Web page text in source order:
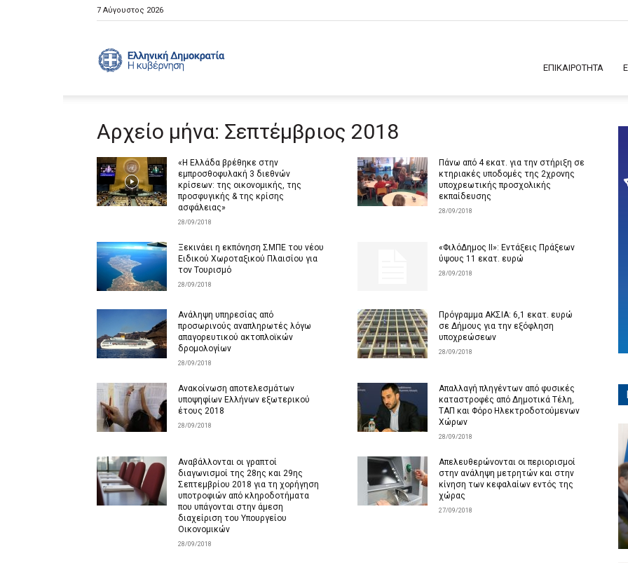
7 Αύγουστος 2026
Κυβέρνηση
ΕΠΙΚΑΙΡΟΤΗΤΑ
Αρχείο μήνα: Σεπτέμβριος 2018
«Η Ελλάδα βρέθηκε στην
εμπροσθοφυλακή 3 διεθνών
κρίσεων: της οικονομικής, της
προσφυγικής & της κρίσης
ασφάλειας»
28/09/2018
Πάνω από 4 εκατ. για την στήριξη σε
κτηριακές υποδομές της 2χρονης
υποχρεωτικής προσχολικής
εκπαίδευσης
28/09/2018
Ξεκινάει η εκπόνηση ΣΜΠΕ του νέου
Ειδικού Χωροταξικού Πλαισίου για
τον Τουρισμό
28/09/2018
«ΦιλόΔημος II»: Εντάξεις Πράξεων
ύψους 11 εκατ. ευρώ
28/09/2018
Aνάληψη υπηρεσίας από
προσωρινούς αναπληρωτές λόγω
απαγορευτικού ακτοπλοϊκών
δρομολογίων
28/09/2018
Πρόγραμμα ΑΚΣΙΑ: 6,1 εκατ. ευρώ
σε Δήμους για την εξόφληση
υποχρεώσεων
28/09/2018
Aνακοίνωση αποτελεσμάτων
υποψηφίων Ελλήνων εξωτερικού
έτους 2018
28/09/2018
Απαλλαγή πληγέντων από φυσικές
καταστροφές από Δημοτικά Τέλη,
ΤΑΠ και Φόρο Ηλεκτροδοτούμενων
Χώρων
28/09/2018
Αναβάλλονται οι γραπτοί
διαγωνισμοί της 28ης και 29ης
Σεπτεμβρίου 2018 για τη χορήγηση
υποτροφιών από κληροδοτήματα
που υπάγονται στην άμεση
διαχείριση του Υπουργείου
Οικονομικών
28/09/2018
Απελευθερώνονται οι περιορισμοί
στην ανάληψη μετρητών και στην
κίνηση των κεφαλαίων εντός της
χώρας
27/09/2018